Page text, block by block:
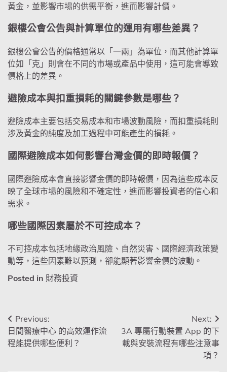
黃金，並影響市場的供需平衡，進而影響計價。
銀樓公會公告與計算單位的運用有哪些差異？
銀樓公會公告的價格通常以「一兩」為單位，而其他計算單
位如「克」則會在不同的市場或產品中使用，這可能會導致
價格上的差異。
避險成本與扣重損耗的關鍵參數是哪些？
避險成本主要包括交易成本和市場波動風險，而扣重損耗則
涉及黃金的純度及加工過程中可能產生的損耗。
國際避險成本如何影響台灣金價的即時報價？
國際避險成本會直接影響金價的即時報價，因為這些成本反
映了全球市場的風險和不確定性，進而影響投資者的信心和
需求。
哪些國際因素屬於不可控成本？
不可控成本包括地緣政治風險、自然災害、國際經濟政策變
動等，這些因素難以預測，卻能顯著影響金價的波動。
Posted in 財務投資
文
章
Previous:
日間醫療中心 的高效運作流
程能提供哪些便利？
Next:
3A 專屬行動裝置 App 的下
載與安裝流程有哪些注意事
項？